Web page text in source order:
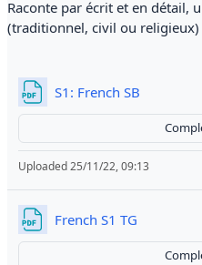
Raconte par écrit et en détail,
(traditionnel, civil ou religieux)
S1: French SB
Uploaded 25/11/22, 09:13
French S1 TG